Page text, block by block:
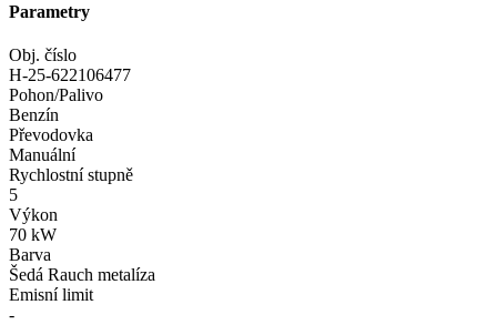
Parametry
Obj. číslo
H-25-622106477
Pohon/Palivo
Benzín
Převodovka
Manuální
Rychlostní stupně
5
Výkon
70 kW
Barva
Šedá Rauch metalíza
Emisní limit
-